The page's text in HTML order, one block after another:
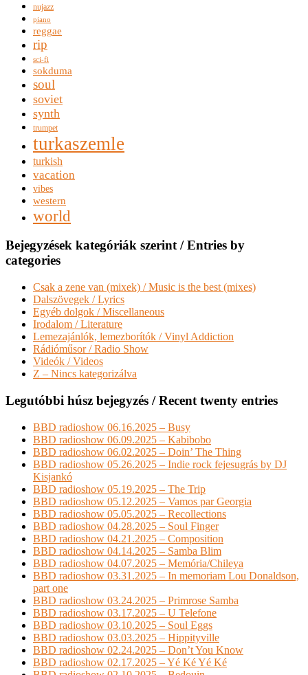
nujazz
piano
reggae
rip
sci-fi
sokduma
soul
soviet
synth
trumpet
turkaszemle
turkish
vacation
vibes
western
world
Bejegyzések kategóriák szerint / Entries by
categories
Csak a zene van (mixek) / Music is the best (mixes)
Dalszövegek / Lyrics
Egyéb dolgok / Miscellaneous
Irodalom / Literature
Lemezajánlók, lemezborítók / Vinyl Addiction
Rádióműsor / Radio Show
Videók / Videos
Z – Nincs kategorizálva
Legutóbbi húsz bejegyzés / Recent twenty entries
BBD radioshow 06.16.2025 – Busy
BBD radioshow 06.09.2025 – Kabibobo
BBD radioshow 06.02.2025 – Doin’ The Thing
BBD radioshow 05.26.2025 – Indie rock fejesugrás by DJ
Kisjankó
BBD radioshow 05.19.2025 – The Trip
BBD radioshow 05.12.2025 – Vamos par Georgia
BBD radioshow 05.05.2025 – Recollections
BBD radioshow 04.28.2025 – Soul Finger
BBD radioshow 04.21.2025 – Composition
BBD radioshow 04.14.2025 – Samba Blim
BBD radioshow 04.07.2025 – Memória/Chileya
BBD radioshow 03.31.2025 – In memoriam Lou Donaldson,
part one
BBD radioshow 03.24.2025 – Primrose Samba
BBD radioshow 03.17.2025 – U Telefone
BBD radioshow 03.10.2025 – Soul Eggs
BBD radioshow 03.03.2025 – Hippityville
BBD radioshow 02.24.2025 – Don’t You Know
BBD radioshow 02.17.2025 – Yé Ké Yé Ké